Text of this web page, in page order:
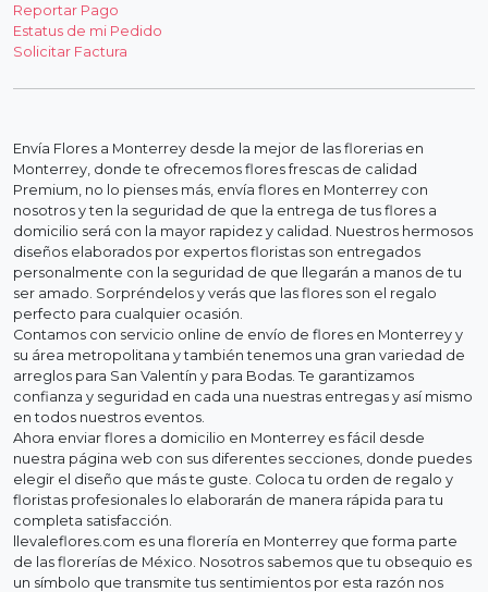
Reportar Pago
Estatus de mi Pedido
Solicitar Factura
Envía Flores a Monterrey desde la mejor de las florerias en
Monterrey, donde te ofrecemos flores frescas de calidad
Premium, no lo pienses más, envía flores en Monterrey con
nosotros y ten la seguridad de que la entrega de tus flores a
domicilio será con la mayor rapidez y calidad. Nuestros hermosos
diseños elaborados por expertos floristas son entregados
personalmente con la seguridad de que llegarán a manos de tu
ser amado. Sorpréndelos y verás que las flores son el regalo
perfecto para cualquier ocasión.
Contamos con servicio online de envío de flores en Monterrey y
su área metropolitana y también tenemos una gran variedad de
arreglos para San Valentín y para Bodas. Te garantizamos
confianza y seguridad en cada una nuestras entregas y así mismo
en todos nuestros eventos.
Ahora enviar flores a domicilio en Monterrey es fácil desde
nuestra página web con sus diferentes secciones, donde puedes
elegir el diseño que más te guste. Coloca tu orden de regalo y
floristas profesionales lo elaborarán de manera rápida para tu
completa satisfacción.
llevaleflores.com es una florería en Monterrey que forma parte
de las florerías de México. Nosotros sabemos que tu obsequio es
un símbolo que transmite tus sentimientos por esta razón nos